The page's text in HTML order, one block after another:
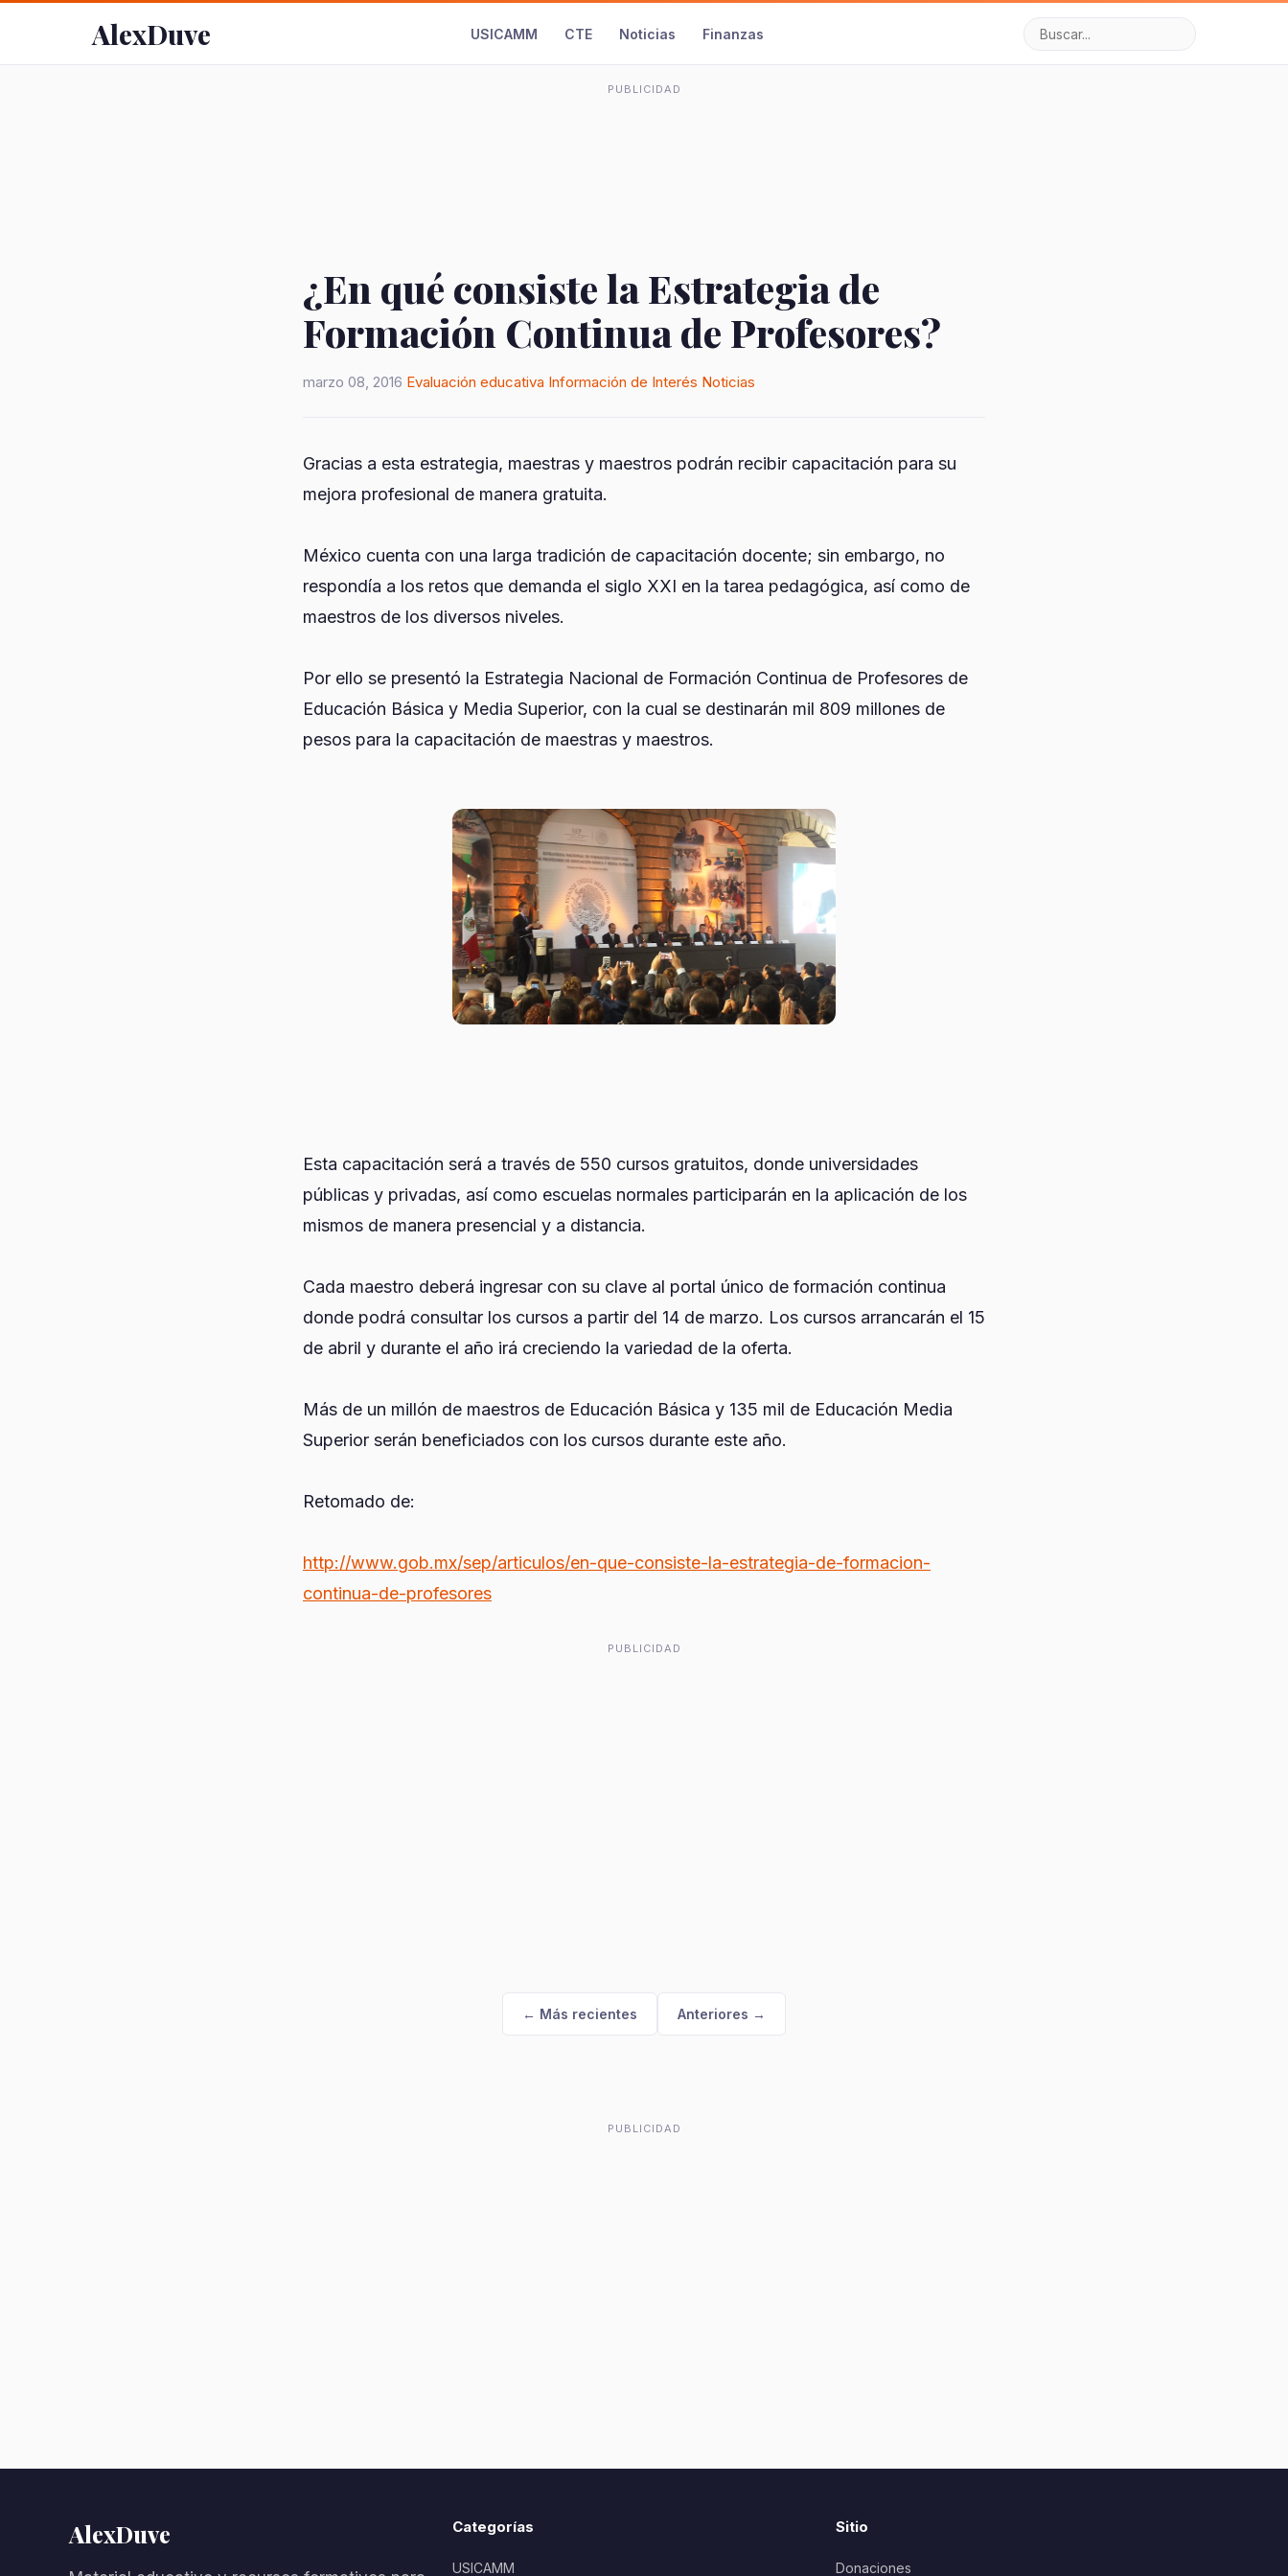
AlexDuve USICAMM CTE Noticias Finanzas
PUBLICIDAD
¿En qué consiste la Estrategia de
Formación Continua de Profesores?
marzo 08, 2016 Evaluación educativa Información de Interés Noticias
Gracias a esta estrategia, maestras y maestros podrán recibir capacitación para su
mejora profesional de manera gratuita.
México cuenta con una larga tradición de capacitación docente; sin embargo, no
respondía a los retos que demanda el siglo XXI en la tarea pedagógica, así como de
maestros de los diversos niveles.
Por ello se presentó la Estrategia Nacional de Formación Continua de Profesores de
Educación Básica y Media Superior, con la cual se destinarán mil 809 millones de
pesos para la capacitación de maestras y maestros.
Esta capacitación será a través de 550 cursos gratuitos, donde universidades
públicas y privadas, así como escuelas normales participarán en la aplicación de los
mismos de manera presencial y a distancia.
Cada maestro deberá ingresar con su clave al portal único de formación continua
donde podrá consultar los cursos a partir del 14 de marzo. Los cursos arrancarán el 15
de abril y durante el año irá creciendo la variedad de la oferta.
Más de un millón de maestros de Educación Básica y 135 mil de Educación Media
Superior serán beneficiados con los cursos durante este año.
Retomado de:
http://www.gob.mx/sep/articulos/en-que-consiste-la-estrategia-de-formacion-
continua-de-profesores
PUBLICIDAD
← Más recientes Anteriores →
PUBLICIDAD
AlexDuve Categorías
USICAMM
Sitio
Donaciones